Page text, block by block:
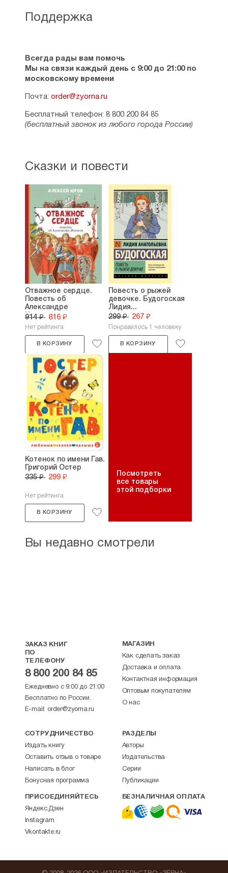
Поддержка
Всегда рады вам помочь
Мы на связи каждый день с 9:00 до 21:00 по
московскому времени
Почта: order@zyorna.ru
Бесплатный телефон: 8 800 200 84 85
(бесплатный звонок из любого города России)
Сказки и повести
Отважное сердце.
Повесть об
Александре
Невском....
914 ₽ 816 ₽
Нет рейтинга
В КОРЗИНУ
Повесть о рыжей
девочке. Будогоская
Лидия...
299 ₽ 267 ₽
Понравилось 1 человеку
В КОРЗИНУ
Котенок по имени Гав.
Григорий Остер
335 ₽ 299 ₽
Нет рейтинга
В КОРЗИНУ
Посмотреть
все товары
этой подборки
Вы недавно смотрели
ЗАКАЗ КНИГ
ПО
ТЕЛЕФОНУ
8 800 200 84 85
Ежедневно с 9:00 до 21:00
Бесплатно по России.
E-mail: order@zyorna.ru
МАГАЗИН
Как сделать заказ
Доставка и оплата
Контактная информация
Оптовым покупателям
О нас
СОТРУДНИЧЕСТВО
Издать книгу
Оставить отзыв о товаре
Написать в блог
Бонусная программа
РАЗДЕЛЫ
Авторы
Издательства
Серии
Публикации
ПРИСОЕДИНЯЙТЕСЬ
Яндекс.Дзен
Instagram
Vkontakte.ru
БЕЗНАЛИЧНАЯ ОПЛАТА